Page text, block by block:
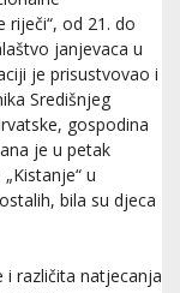
riječi“, od 21. do
janjevaca u
je prisustvovao i
Središnjeg
gospodina
je u petak
u
bila su djeca
i različita natjecanja